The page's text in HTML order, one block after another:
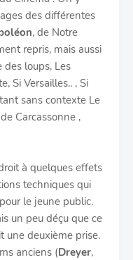
des différentes
, de Notre
repris, mais aussi
des loups, Les
Si Versailles.. , Si
sans contexte Le
Carcassonne ,
à quelques effets
techniques qui
le jeune public.
un peu déçu que ce
une deuxième prise.
anciens (Dreyer,